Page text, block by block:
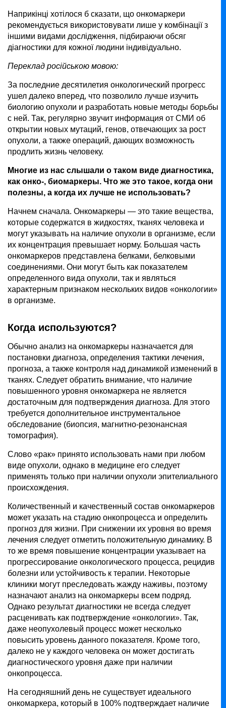
Наприкінці хотілося б сказати, що онкомаркери
рекомендується використовувати лише у комбінації з
іншими видами дослідження, підбираючи обсяг
діагностики для кожної людини індивідуально.
Переклад російською мовою:
За последние десятилетия онкологический прогресс
ушел далеко вперед, что позволило лучше изучить
биологию опухоли и разработать новые методы борьбы
с ней. Так, регулярно звучит информация от СМИ об
открытии новых мутаций, генов, отвечающих за рост
опухоли, а также операций, дающих возможность
продлить жизнь человеку.
Многие из нас слышали о таком виде диагностика,
как онко-, биомаркеры. Что же это такое, когда они
полезны, а когда их лучше не использовать?
Начнем сначала. Онкомаркеры — это такие вещества,
которые содержатся в жидкостях, тканях человека и
могут указывать на наличие опухоли в организме, если
их концентрация превышает норму. Большая часть
онкомаркеров представлена белками, белковыми
соединениями. Они могут быть как показателем
определенного вида опухоли, так и являться
характерным признаком нескольких видов «онкологии»
в организме.
Когда используются?
Обычно анализ на онкомаркеры назначается для
постановки диагноза, определения тактики лечения,
прогноза, а также контроля над динамикой изменений в
тканях. Следует обратить внимание, что наличие
повышенного уровня онкомаркера не является
достаточным для подтверждения диагноза. Для этого
требуется дополнительное инструментальное
обследование (биопсия, магнитно-резонансная
томография).
Слово «рак» принято использовать нами при любом
виде опухоли, однако в медицине его следует
применять только при наличии опухоли эпителиального
происхождения.
Количественный и качественный состав онкомаркеров
может указать на стадию онкопроцесса и определить
прогноз для жизни. При снижении их уровня во время
лечения следует отметить положительную динамику. В
то же время повышение концентрации указывает на
прогрессирование онкологического процесса, рецидив
болезни или устойчивость к терапии. Некоторые
клиники могут преследовать жажду наживы, поэтому
назначают анализ на онкомаркеры всем подряд.
Однако результат диагностики не всегда следует
расценивать как подтверждение «онкологии». Так,
даже неопухолевый процесс может несколько
повысить уровень данного показателя. Кроме того,
далеко не у каждого человека он может достигать
диагностического уровня даже при наличии
онкопроцесса.
На сегодняшний день не существует идеального
онкомаркера, который в 100% подтверждает наличие